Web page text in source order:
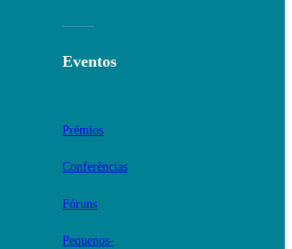
Eventos
Prémios
Conferências
Fóruns
Pequenos-